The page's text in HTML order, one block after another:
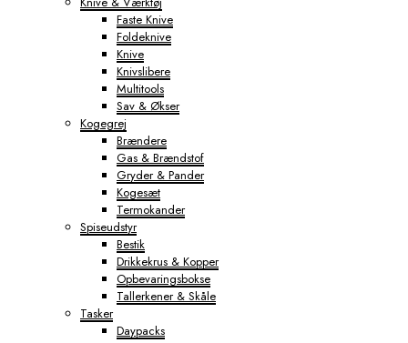
Faste Knive
Foldeknive
Knive
Knivslibere
Multitools
Sav & Økser
Kogegrej
Brændere
Gas & Brændstof
Gryder & Pander
Kogesæt
Termokander
Spiseudstyr
Bestik
Drikkekrus & Kopper
Opbevaringsbokse
Tallerkener & Skåle
Tasker
Daypacks